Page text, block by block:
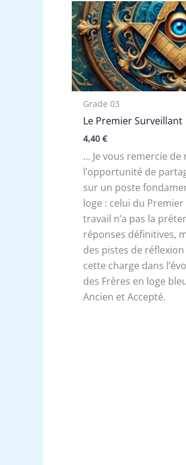
Grade 03
Le Premier Surveillant
4,40€
… Je vous remercie
l’opportunité de
sur un poste
loge : celui du Premier
travail n’a pas la
réponses définitives,
des pistes de
cette charge dans
des Frères en loge
Ancien et Accepté.